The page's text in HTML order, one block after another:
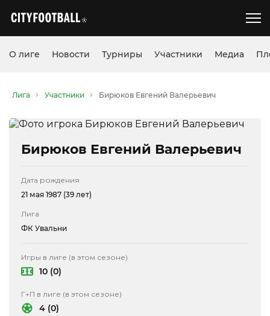
О лиге Новости Турниры Участники Медиа
Лига Участники Бирюков Евгений Валерьевич
Бирюков Евгений Валерьевич
Дата рождения
21 мая 1987 (39 лет)
Лига
ФК Увальни
Игры в лиге (в этом сезоне)
10 (0)
Г+П в лиге (в этом сезоне)
4 (0)